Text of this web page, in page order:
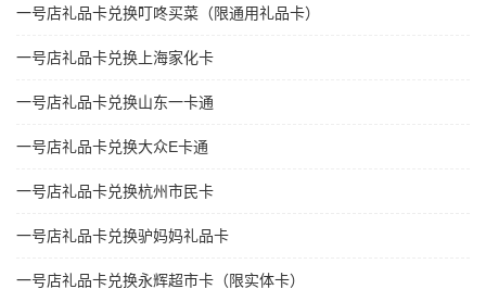
一号店礼品卡兑换叮咚买菜（限通用礼品卡）
一号店礼品卡兑换上海家化卡
一号店礼品卡兑换山东一卡通
一号店礼品卡兑换大众E卡通
一号店礼品卡兑换杭州市民卡
一号店礼品卡兑换驴妈妈礼品卡
一号店礼品卡兑换永辉超市卡（限实体卡）